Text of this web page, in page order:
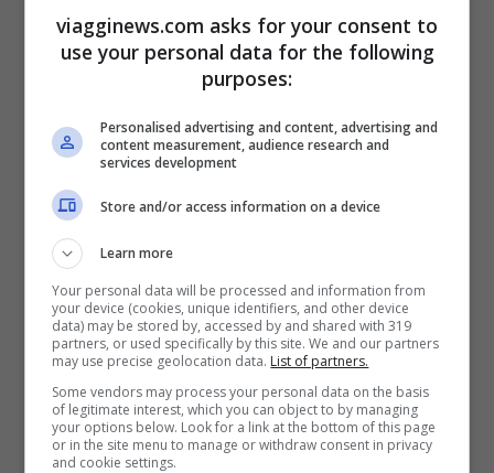
lentamente possibile. Anche in
questo caso vi sentirete sazi prima.
Occhio agli antipasti: generalmente
sono le portate più gustose.
Dall’insalata russa, passando per i
sicuramente vi riempiranno lo
stomaco, ma sono rischiosi. Come
prima cosa se spiluzzicate dai
vassoi non avrete un’idea reale di
quanto avete mangiato: meglio
viagginews.com asks for your consent to
use your personal data for the following
purposes:
Personalised advertising and content, advertising and
content measurement, audience research and
services development
Store and/or access information on a device
Learn more
Your personal data will be processed and information from
your device (cookies, unique identifiers, and other device
data) may be stored by, accessed by and shared with 319
partners, or used specifically by this site. We and our partners
may use precise geolocation data. List of partners.
Some vendors may process your personal data on the basis
of legitimate interest, which you can object to by managing
your options below. Look for a link at the bottom of this page
or in the site menu to manage or withdraw consent in privacy
and cookie settings.